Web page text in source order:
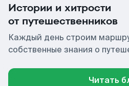
Истории и хитрости
от путешественников
Каждый день строим
собственные знания о
Читать